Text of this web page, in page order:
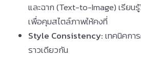
และฉาก (Text-to-Image) เรียน
เพื่อคุมสไตล์ภาพให้คงที่
Style Consistency:เทคนิคกา
ราวเดียวกัน